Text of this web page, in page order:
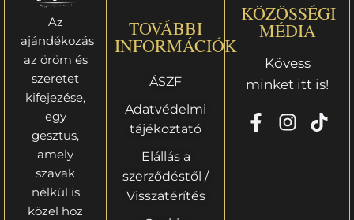
Az
ajándékozás
az öröm és
szeretet
kifejezése,
egy
gesztus,
amely
szavak
nélkül is
közel hoz
TOVÁBBI
INFORMÁCIÓK
ÁSZF
Adatvédelmi
tájékoztató
Elállás a
szerződéstől /
Visszatérítés
KÖZÖSSÉGI
MÉDIA
Kövess
minket itt is!